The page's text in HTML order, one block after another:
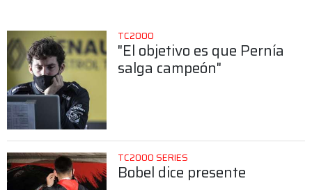
TC2000
"El objetivo es que Pernía
salga campeón"
TC2000 SERIES
Bobel dice presente